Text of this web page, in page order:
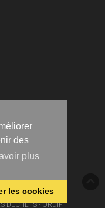
des
plus
les cookies
DÉCHETS - ORDIF